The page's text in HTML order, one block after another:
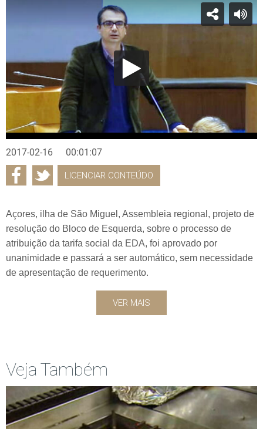
2017-02-16 00:01:07
LICENCIAR CONTEÚDO
Açores, ilha de São Miguel, Assembleia regional, projeto de
resolução do Bloco de Esquerda, sobre o processo de
atribuição da tarifa social da EDA, foi aprovado por
unanimidade e passará a ser automático, sem necessidade
de apresentação de requerimento.
VER MAIS
Veja Também